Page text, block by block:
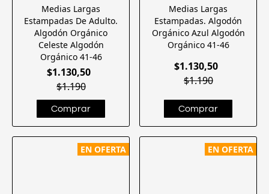
Medias Largas
Estampadas De Adulto.
Algodón Orgánico
Celeste Algodón
Orgánico 41-46
$1.130,50
$1.190
Medias Largas
Estampadas. Algodón
Orgánico Azul Algodón
Orgánico 41-46
$1.130,50
$1.190
EN OFERTA EN OFERTA